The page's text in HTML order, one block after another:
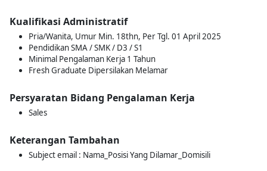
Kualifikasi Administratif
Pria/Wanita, Umur Min. 18thn, Per Tgl. 01 April 2025
Pendidikan SMA / SMK / D3 / S1
Minimal Pengalaman Kerja 1 Tahun
Fresh Graduate Dipersilakan Melamar
Persyaratan Bidang Pengalaman Kerja
Sales
Keterangan Tambahan
Subject email : Nama_Posisi Yang Dilamar_Domisili